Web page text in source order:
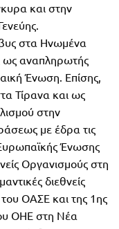
και στην
στα Ηνωμένα
ως αναπληρωτής
Ένωση. Επίσης,
Τίρανα και ως
στην
με έδρα τις
Ένωσης
Οργανισμούς στη
διεθνείς
ΟΑΣΕ και της 1ης
ΟΗΕ στη Νέα